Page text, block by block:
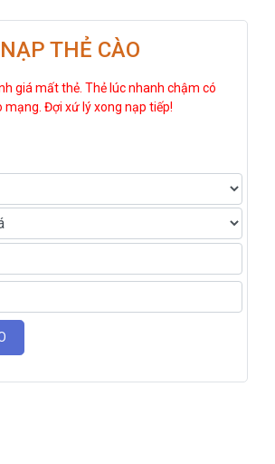
NẠP THẺ CÀO
giá mất thẻ. Thẻ lúc nhanh chậm có
mạng. Đợi xứ lý xong nạp tiếp!